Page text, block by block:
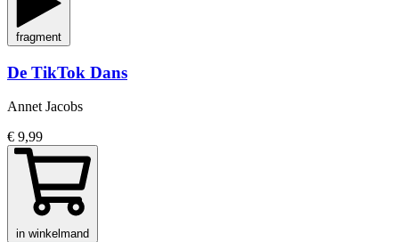
fragment
De TikTok Dans
Annet Jacobs
€ 9,99
in winkelmand